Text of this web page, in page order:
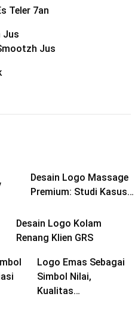
Teler 7an
Jus
Desain Logo Massage
Premium: Studi Kasus…
Desain Logo Kolam
Renang Klien GRS
Logo Emas Sebagai
Simbol Nilai,
Kualitas…